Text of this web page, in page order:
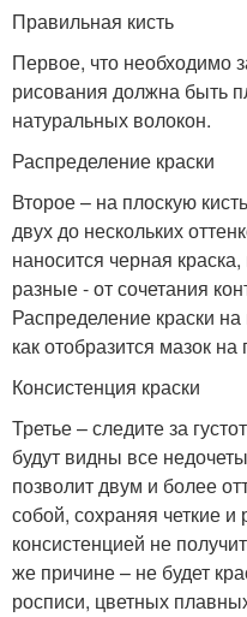
Правильная кисть
Первое, что необходимо
рисования должна быть
натуральных волокон.
Распределение краски
Второе – на плоскую
двух до нескольких
наносится черная
разные - от сочетания
Распределение краски
как отобразится мазок на
Консистенция краски
Третье – следите за
будут видны все
позволит двум и более
собой, сохраняя четкие
консистенцией не
же причине – не будет
росписи, цветных